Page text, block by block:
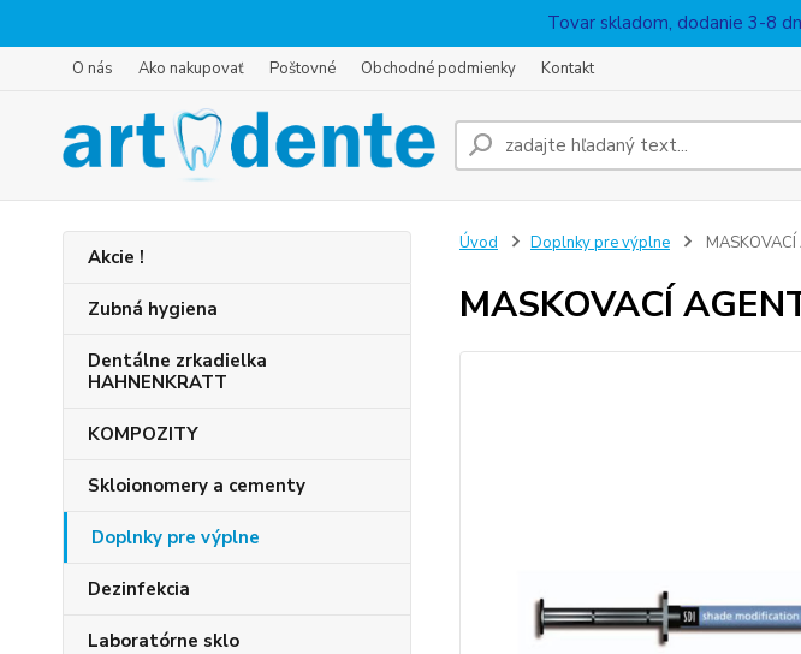
Tovar skladom, dodanie 3-8
O nás Ako nakupovať Poštovné Obchodné podmienky Kontakt
Akcie !
Zubná hygiena
Dentálne zrkadielka
HAHNENKRATT
KOMPOZITY
Skloionomery a cementy
Doplnky pre výplne
Dezinfekcia
Laboratórne sklo
Úvod Doplnky pre výplne
MASKOVACÍ